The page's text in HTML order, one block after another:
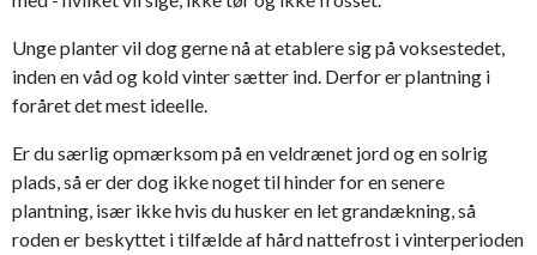
Unge planter vil dog gerne nå at etablere sig på voksestedet,
inden en våd og kold vinter sætter ind. Derfor er plantning i
foråret det mest ideelle.
Er du særlig opmærksom på en veldrænet jord og en solrig
plads, så er der dog ikke noget til hinder for en senere
plantning, især ikke hvis du husker en let grandækning, så
roden er beskyttet i tilfælde af hård nattefrost i vinterperioden